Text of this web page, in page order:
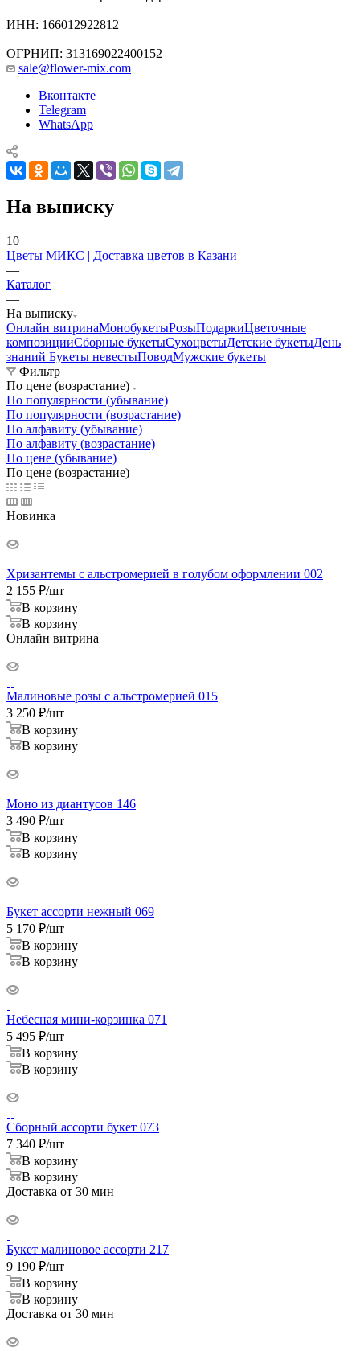
ИНН: 166012922812
ОГРНИП: 313169022400152
sale@flower-mix.com
Вконтакте
Telegram
WhatsApp
На выписку
10
Цветы МИКС | Доставка цветов в Казани
—
Каталог
—
На выписку
Онлайн витринаМонобукетыРозыПодаркиЦветочные
композицииСборные букетыСухоцветыДетские букетыДень
знаний Букеты невестыПоводМужские букеты
Фильтр
По цене (возрастание)
По популярности (убывание)
По популярности (возрастание)
По алфавиту (убывание)
По алфавиту (возрастание)
По цене (убывание)
По цене (возрастание)
Новинка
Хризантемы с альстромерией в голубом оформлении 002
2 155 ₽/шт
В корзину
В корзину
Онлайн витрина
Малиновые розы с альстромерией 015
3 250 ₽/шт
В корзину
В корзину
Моно из диантусов 146
3 490 ₽/шт
В корзину
В корзину
Букет ассорти нежный 069
5 170 ₽/шт
В корзину
В корзину
Небесная мини-корзинка 071
5 495 ₽/шт
В корзину
В корзину
Сборный ассорти букет 073
7 340 ₽/шт
В корзину
В корзину
Доставка от 30 мин
Букет малиновое ассорти 217
9 190 ₽/шт
В корзину
В корзину
Доставка от 30 мин